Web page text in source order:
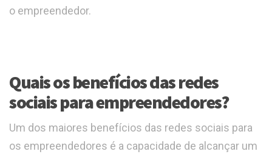
o empreendedor.
Quais os benefícios das redes
sociais para empreendedores?
Um dos maiores benefícios das redes sociais para
os empreendedores é a capacidade de alcançar um